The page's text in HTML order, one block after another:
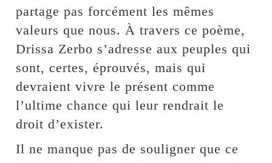
partage pas forcément les mêmes
valeurs que nous. À travers ce poème,
Drissa Zerbo s’adresse aux peuples qui
sont, certes, éprouvés, mais qui
devraient vivre le présent comme
l’ultime chance qui leur rendrait le
droit d’exister.
Il ne manque pas de souligner que ce